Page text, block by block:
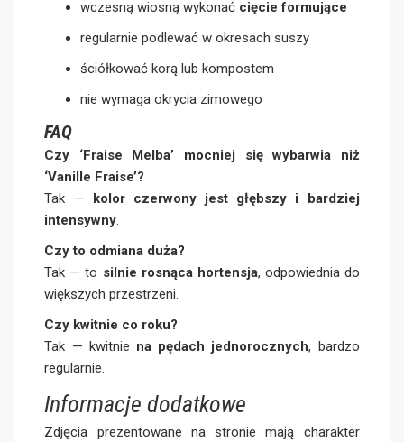
wczesną wiosną wykonać cięcie formujące
regularnie podlewać w okresach suszy
ściółkować korą lub kompostem
nie wymaga okrycia zimowego
FAQ
Czy ‘Fraise Melba’ mocniej się wybarwia niż
‘Vanille Fraise’?
Tak — kolor czerwony jest głębszy i bardziej
intensywny.
Czy to odmiana duża?
Tak — to silnie rosnąca hortensja, odpowiednia do
większych przestrzeni.
Czy kwitnie co roku?
Tak — kwitnie na pędach jednorocznych, bardzo
regularnie.
Informacje dodatkowe
Zdjęcia prezentowane na stronie mają charakter